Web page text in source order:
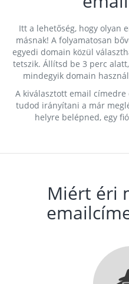
Itt a lehetőség, hogy olyan
másnak! A folyamatosan
egyedi domain közül
tetszik. Állítsd be 3 perc
mindegyik domain
A kiválasztott email
tudod irányítani a már
helyre belépned, egy
Miért éri